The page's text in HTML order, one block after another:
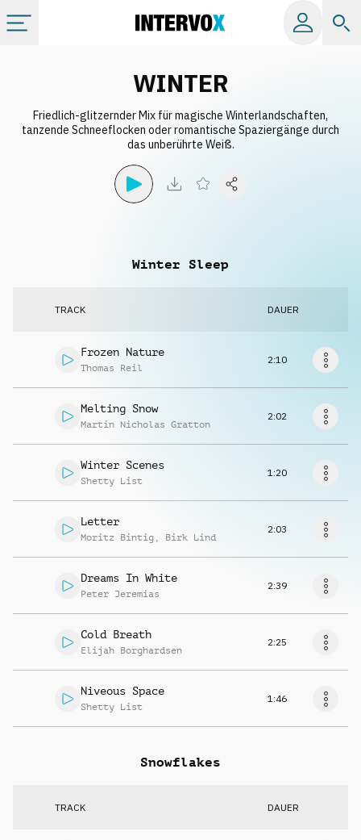
Alle Alben
Info
Musikanfrage
WINTER
Friedlich-glitzernder Mix für magische Winterlandschaften,
tanzende Schneeflocken oder romantische Spaziergänge durch
das unberührte Weiß.
Winter Sleep
TRACK DAUER
Frozen Nature
Thomas Reil
2:10
Melting Snow
Martin Nicholas Gratton
2:02
Winter Scenes
Shetty List
1:20
Letter
Moritz Bintig , Birk Lind
2:03
Dreams In White
Peter Jeremias
2:39
Cold Breath
Elijah Borghardsen
2:25
Niveous Space
Shetty List
1:46
Snowflakes
TRACK DAUER